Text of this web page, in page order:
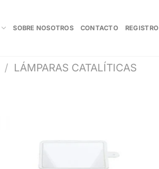
SOBRE NOSOTROS CONTACTO REGISTRO
/ LÁMPARAS CATALÍTICAS